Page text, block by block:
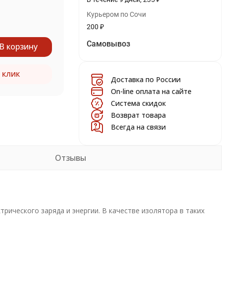
В корзину
клик
Курьером по Сочи
200 ₽
Самовывоз
Доставка по России
On-line оплата на сайте
Система скидок
Возврат товара
Всегда на связи
Отзывы
заряда и энергии. В качестве изолятора в таких